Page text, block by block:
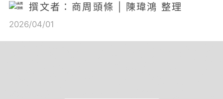
撰文者：商周頭條 | 陳瑋鴻 整理
2026/04/01